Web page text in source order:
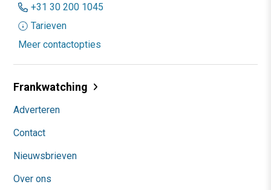
+31 30 200 1045
Tarieven
Meer contactopties
Frankwatching
Adverteren
Contact
Nieuwsbrieven
Over ons